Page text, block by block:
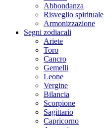
Abbondanza
Risveglio spirituale
Armonizzazione
Segni zodiacali
Ariete
Toro
Cancro
Gemelli
Leone
Vergine
Bilancia
Scorpione
Sagittario
Capricorno